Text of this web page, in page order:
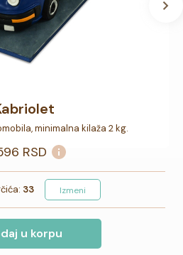
minimalna kilaža 2 kg.
RSD
33 Izmeni
u korpu